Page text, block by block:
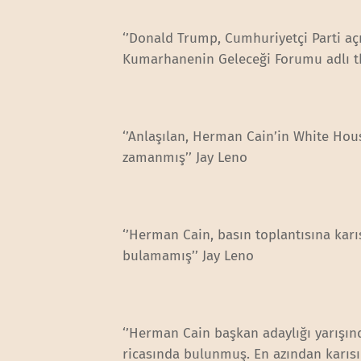
‘’Donald Trump, Cumhuriyetçi Parti
Kumarhanenin Geleceği Forumu adlı
‘’Anlaşılan, Herman Cain’in White
zamanmış’’ Jay Leno
‘’Herman Cain, basın toplantısına
bulamamış’’ Jay Leno
‘’Herman Cain başkan adaylığı
ricasında bulunmuş. En azından